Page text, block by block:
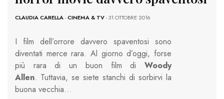
CLAUDIA CARELLA-CINEMA & TV- 31 OTTOBRE 2016
I film dell’orrore davvero spaventosi sono
diventati merce rara. Al giorno d’oggi, forse
più rara di un buon film di Woody
Allen. Tuttavia, se siete stanchi di sorbirvi la
buona vecchia…